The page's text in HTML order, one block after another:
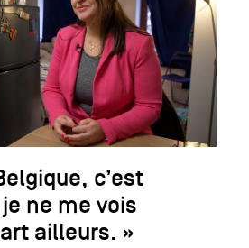
c’est
ne me vois
ailleurs. »